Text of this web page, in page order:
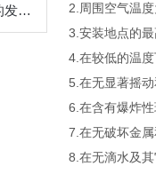
三通防爆接线盒都具有广阔的发展前景
2.周围空气温
3.安装地点的
4.在较低的温
5.在无显著摇
6.在含有爆炸
7.在无破坏金
8.在无滴水及